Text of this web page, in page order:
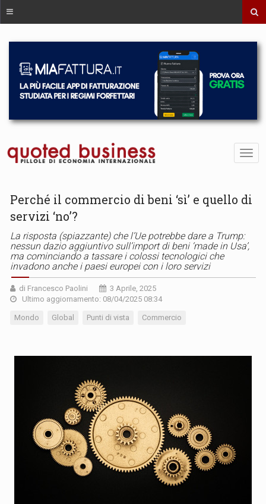
Perché il commercio di beni ‘sì’ e quello di
servizi ‘no’?
La risposta (spiazzante) che l’Ue potrebbe dare a Trump:
nessun dazio aggiuntivo sull’import di beni ‘made in Usa’,
ma cominciando a tassare i colossi tecnologici che
invadono anche i paesi europei con i loro servizi
di Francesco Paolini
3 Aprile, 2025
Ultimo aggiornamento: 08/04/2025 08:34
Mondo Global Punti di vista Commercio